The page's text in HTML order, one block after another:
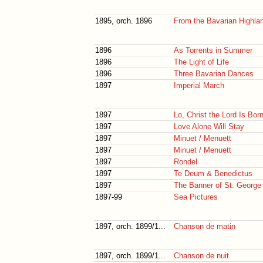
1895, orch. 1896 From the Bavarian
1896 As Torrents in Summer
1896
The Light of Life
1896
Three Bavarian Dances
1897
Imperial March
1897 Lo, Christ the Lord Is Born
1897
Love Alone Will Stay
1897
Minuet / Menuett
1897
Minuet / Menuett
1897
Rondel
1897
Te Deum & Benedictus
1897
The Banner of St. George
1897-99
Sea Pictures
1897, orch. 1899/1... Chanson de matin
1897, orch. 1899/1... Chanson de nuit